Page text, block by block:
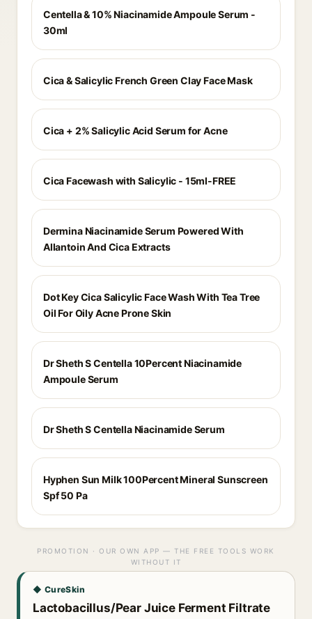
Centella & 10% Niacinamide Ampoule Serum -
30ml
Cica & Salicylic French Green Clay Face Mask
Cica + 2% Salicylic Acid Serum for Acne
Cica Facewash with Salicylic - 15ml-FREE
Dermina Niacinamide Serum Powered With
Allantoin And Cica Extracts
Dot Key Cica Salicylic Face Wash With Tea Tree
Oil For Oily Acne Prone Skin
Dr Sheth S Centella 10Percent Niacinamide
Ampoule Serum
Dr Sheth S Centella Niacinamide Serum
Hyphen Sun Milk 100Percent Mineral Sunscreen
Spf 50 Pa
PROMOTION · OUR OWN APP — THE FREE TOOLS WORK
WITHOUT IT
◆ CureSkin
Lactobacillus/Pear Juice Ferment Filtrate